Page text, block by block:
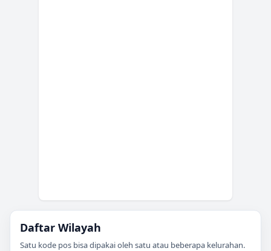
Daftar Wilayah
Satu kode pos bisa dipakai oleh satu atau beberapa kelurahan.